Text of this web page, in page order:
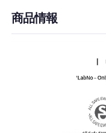
商品情報